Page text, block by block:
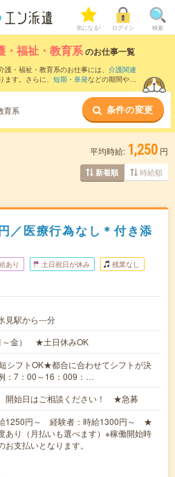
気になる! ログイン 検索
・福祉・教育系のお仕事一覧
・福祉・教育系のお仕事には、 介護関連
ます。さらに、 短期 ・ 単発などの期間や、
育系 条件の変更
平均時給: 1,250 円
新着順 時給順
／医療行為なし＊付き添
あり 土日祝日が休み 残業なし
見駅から---分
～金） ★土日休みOK
シフトOK★都合に合わせてシフトが決
：7：00～16：009：…
開始日はご相談ください！ ★急募
1250円～ 経験者：時給1300円～ ★
あり（月払いも選べます）※稼働開始時
支払いとなります。